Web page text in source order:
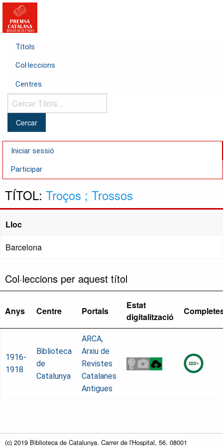
Títols
Col·leccions
Centres
Cercar
Títols...
Iniciar sessió
Participar
TÍTOL: Troços ; Trossos
Lloc
Barcelona
Col·leccions per aquest títol
Anys Centre Portals
Estat
digitalització
1916-
1918
Biblioteca
de
Catalunya
ARCA,
Arxiu de
Revistes
Catalanes
Antigues
(c) 2019 Biblioteca de Catalunya. Carrer de l'Hospital, 56. 08001